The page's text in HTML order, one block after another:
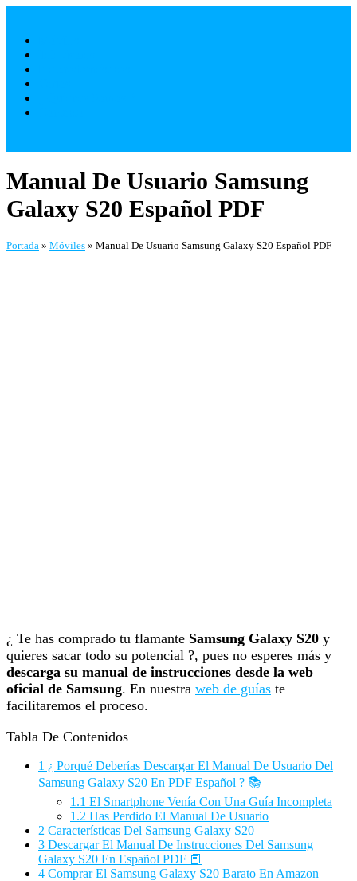
contenido
Manual De Usuario Samsung
Galaxy S20 Español PDF
Portada » Móviles » Manual De Usuario Samsung Galaxy S20 Español PDF
¿ Te has comprado tu flamante Samsung Galaxy S20 y
quieres sacar todo su potencial ?, pues no esperes más y
descarga su manual de instrucciones desde la web
oficial de Samsung. En nuestra web de guías te
facilitaremos el proceso.
Tabla De Contenidos
1 ¿ Porqué Deberías Descargar El Manual De Usuario Del
Samsung Galaxy S20 En PDF Español ? 📚
1.1 El Smartphone Venía Con Una Guía Incompleta
1.2 Has Perdido El Manual De Usuario
2 Características Del Samsung Galaxy S20
3 Descargar El Manual De Instrucciones Del Samsung
Galaxy S20 En Español PDF 📕
4 Comprar El Samsung Galaxy S20 Barato En Amazon